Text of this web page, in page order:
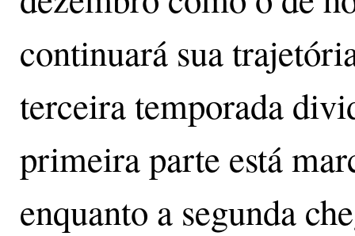
continuará sua
terceira temporada
primeira parte está
enquanto a segunda